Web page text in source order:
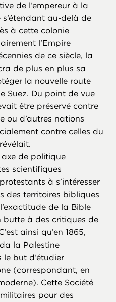
de l’empereur à la
s’étendant au-delà de
à cette colonie
l’Empire
de ce siècle, la
de plus en plus sa
la nouvelle route
Suez. Du point de vue
être préservé contre
ou d’autres nations
contre celles du
de politique
scientifiques
à s’intéresser
des territoires bibliques
de la Bible
butte à des critiques de
ainsi qu’en 1865,
la Palestine
but d’étudier
(correspondant, en
Cette Société
pour des